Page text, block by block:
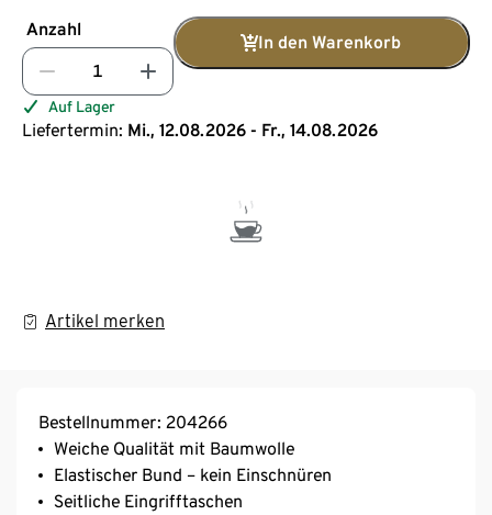
Anzahl
In den Warenkorb
Auf Lager
Liefertermin: Mi., 12.08.2026 - Fr., 14.08.2026
Artikel merken
Bestellnummer: 204266
Weiche Qualität mit Baumwolle
Elastischer Bund – kein Einschnüren
Seitliche Eingrifftaschen